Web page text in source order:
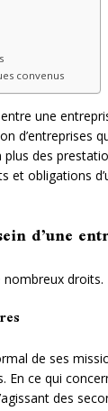
convenus
une
d’entreprises
des
obligations
d’une
nombreux droits.
de ses
ce qui
des